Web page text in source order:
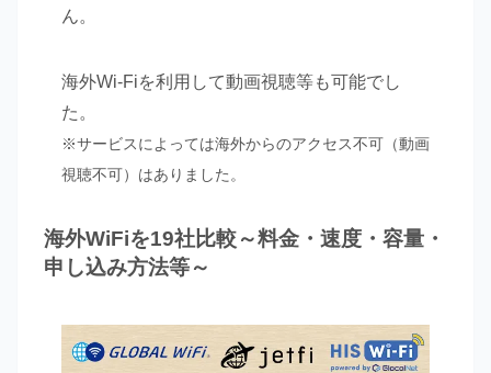
ん。
海外Wi-Fiを利用して動画視聴等も可能でし
た。
※サービスによっては海外からのアクセス不可（動画
視聴不可）はありました。
海外WiFiを19社比較～料金・速度・容量・
申し込み方法等～